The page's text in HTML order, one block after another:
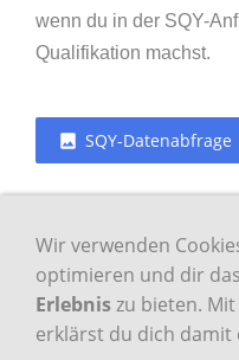
wenn du in der SQY-
Qualifikation machst.
SQY-Datenabfrage
Impressum
Datenschutz
Wir verwenden
optimieren und dir das
Erlebniszu bieten.
erklärst du dich damit